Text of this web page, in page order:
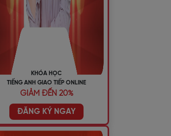
KHÓA HỌC
TIẾNG ANH GIAO TIẾP ONLINE
GIẢM ĐẾN 20%
ĐĂNG KÝ NGAY